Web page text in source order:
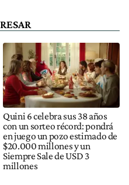
Quini 6 celebra sus 38 años
con un sorteo récord: pondrá
en juego un pozo estimado de
$20.000 millones y un
Siempre Sale de USD 3
millones